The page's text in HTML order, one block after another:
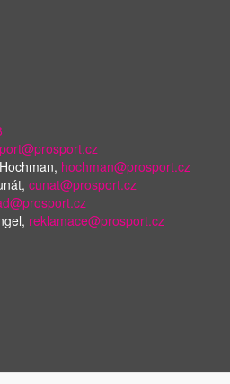
hochman@prosport.cz
cunat@prosport.cz
reklamace@prosport.cz